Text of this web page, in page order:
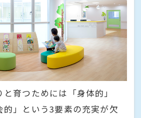
育つためには「身体的」
的」という3要素の充実が欠